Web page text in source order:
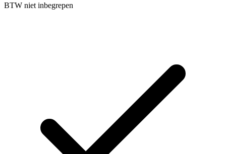
BTW niet inbegrepen